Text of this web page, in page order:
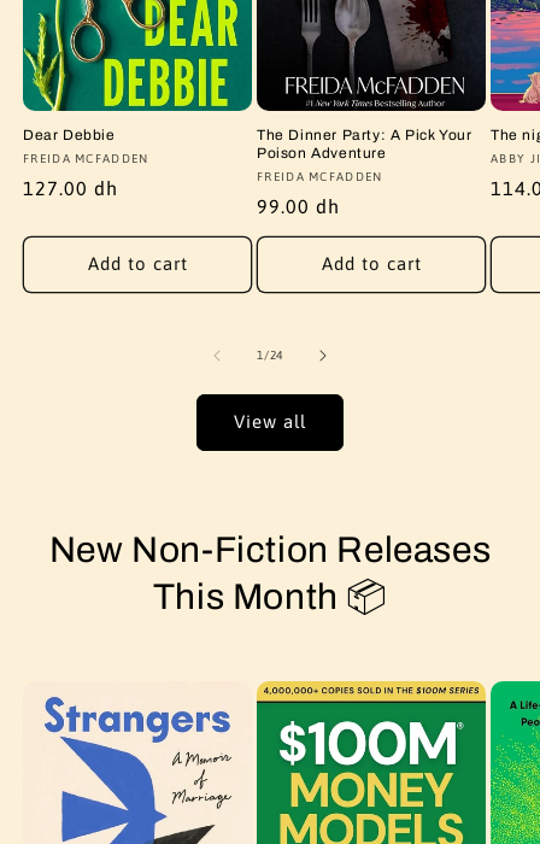
Dear Debbie
Vendor:
FREIDA MCFADDEN
Regular
127.00 dh
Add to cart
The Dinner Party: A Pick Your
Poison Adventure
Vendor:
FREIDA MCFADDEN
Regular
price
99.00 dh
Add to cart
The
ABBY
1 /of
24
View all
New Non-Fiction Releases
This Month 📦